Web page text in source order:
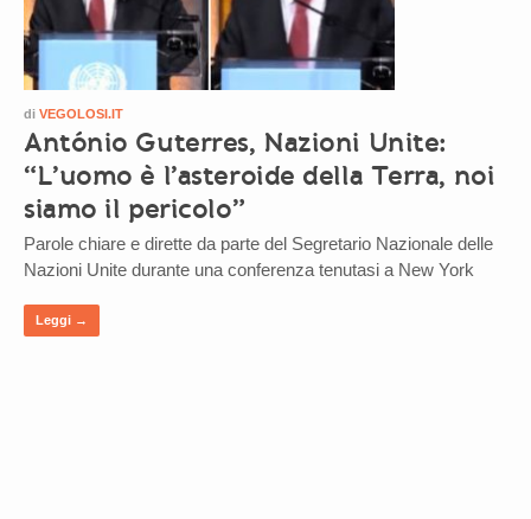
di VEGOLOSI.IT
António Guterres, Nazioni Unite:
“L’uomo è l’asteroide della Terra, noi
siamo il pericolo”
Parole chiare e dirette da parte del Segretario Nazionale delle
Nazioni Unite durante una conferenza tenutasi a New York
Leggi →